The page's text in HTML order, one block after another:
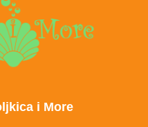
i More